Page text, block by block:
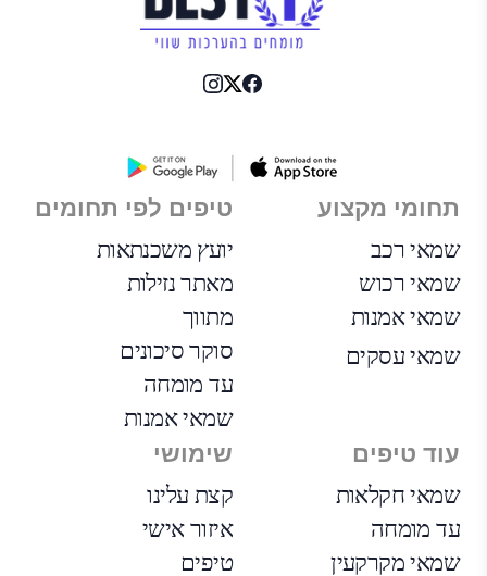
תחומי מקצוע
שמאי רכב
שמאי רכוש
שמאי אמנות
שמאי עסקים
טיפים לפי תחומים
יועץ משכנתאות
מאתר נזילות
מתווך
סוקר סיכונים
עד מומחה
שמאי אמנות
עוד טיפים
שמאי חקלאות
עד מומחה
שמאי מקרקעין
שימושי
קצת עלינו
איזור אישי
טיפים